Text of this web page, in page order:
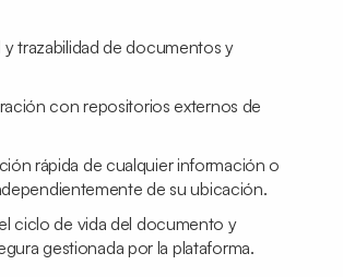
trazabilidad de documentos y
con repositorios externos de
rápida de cualquier información o
de su ubicación.
ciclo de vida del documento y
gestionada por la plataforma.